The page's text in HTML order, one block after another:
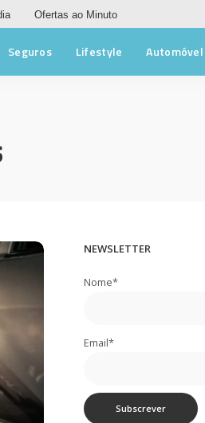
Ofertas ao Minuto
Seguros Lifestyle Automóvel
NEWSLETTER
Nome*
Email*